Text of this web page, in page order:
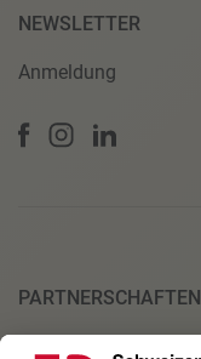
NEWSLETTER
Anmeldung
PARTNERSCHAFTEN